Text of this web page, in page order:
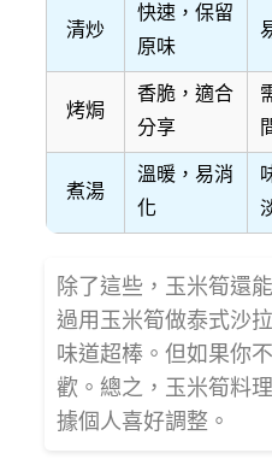
清炒
快速，保留
原味
烤焗
香脆，適合
分享
煮湯
溫暖，易消
化
除了這些，玉米筍還
過用玉米筍做泰式沙
味道超棒。但如果你
歡。總之，玉米筍料
據個人喜好調整。